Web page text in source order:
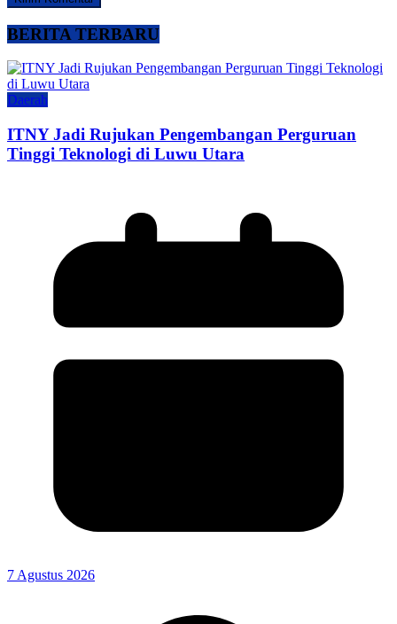
BERITA TERBARU
Daerah
ITNY Jadi Rujukan Pengembangan Perguruan
Tinggi Teknologi di Luwu Utara
7 Agustus 2026